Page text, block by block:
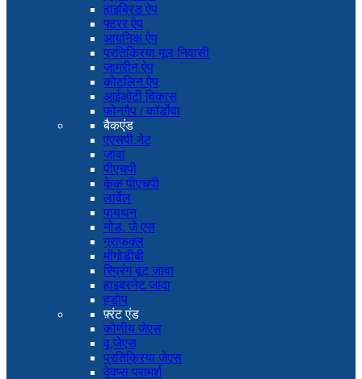
हाइब्रिड ऐप
फ्टरर ऐप
आयनिक ऐप
प्रतिक्रिया मूल निवासी
ज़ामरीन ऐप
कोटलिन ऐप
आईओटी विकास
फोनगैप / कॉर्डोवा
बैकएंड
एएसपी.नेट
जावा
पीएचपी
केक पीएचपी
लार्वेल
पायथन
नोड. जे एस
ग्राफक्ल
मोंगोडीबी
स्प्रिंग बूट जावा
हाइबरनेट जावा
हडोप
फ़्रंट एंड
कोणीय जेएस
वू जेएस
प्रतिक्रिया जेएस
देवप्स परामर्श